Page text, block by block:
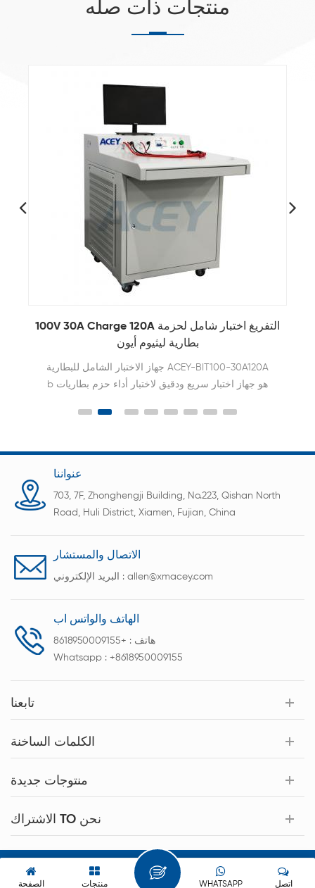
منتجات ذات صله
جهاز اختبار شامل لشحن بطاريات الليثيوم 120 فولت
جهاز اختبار البطارية الشامل ACEY-BIT120-50A200A
هو جهاز إلكتروني دقيق ومتكامل للغاية يستخدم لإجراء
مجموعات البطاريات (مثل مجموعات بطاريات الليثيوم
عنواننا
703, 7F, Zhonghengji Building, No.223, Qishan North
Road, Huli District, Xiamen, Fujian, China
الاتصال والمستشار
البريد الإلكتروني : allen@xmacey.com
الهاتف والواتس اب
هاتف : +8618950009155
Whatsapp : +8618950009155
تابعنا
الكلمات الساخنة
منتوجات جديدة
الاشتراك TO نحن
حقوق النشر © 2026 Xiamen Acey New Energy Technology Co.,Ltd.
كل الحقوق محفوظة.
الصفحة منتجات اتصل WHATSAPP